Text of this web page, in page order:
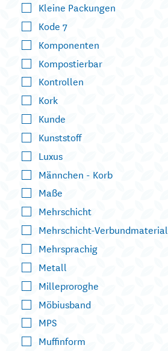
Kleine Packungen
Kode 7
Komponenten
Kompostierbar
Kontrollen
Kork
Kunde
Kunststoff
Luxus
Männchen - Korb
Maße
Mehrschicht
Mehrschicht-Verbundmaterial
Mehrsprachig
Metall
Milleproroghe
Möbiusband
MPS
Muffinform